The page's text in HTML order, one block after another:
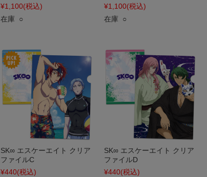
¥1,100(税込)
在庫 ○
¥1,100(税込)
在庫 ○
SK∞ エスケーエイト クリア
ファイルC
¥440(税込)
SK∞ エスケーエイト クリア
ファイルD
¥440(税込)